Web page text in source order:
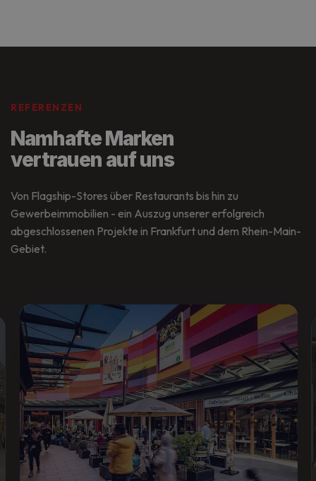
REFERENZEN
Namhafte Marken
vertrauen auf uns
Von Flagship-Stores über Restaurants bis hin zu
Gewerbeimmobilien - ein Auszug unserer erfolgreich
abgeschlossenen Projekte in Frankfurt und dem Rhein-Main-
Gebiet.